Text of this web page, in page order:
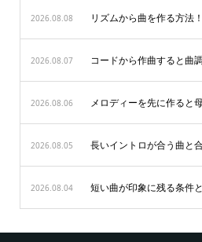
2026.08.08
2026.08.07
2026.08.06
2026.08.05
2026.08.04